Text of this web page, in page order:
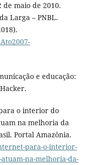
de maio de 2010.
Larga – PNBL.
e educação:
o interior do
na melhoria da
Portal Amazônia.
para-o-interior-
na-melhoria-da-